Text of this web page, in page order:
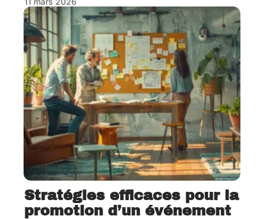
Stratégies efficaces pour la
promotion d’un événement